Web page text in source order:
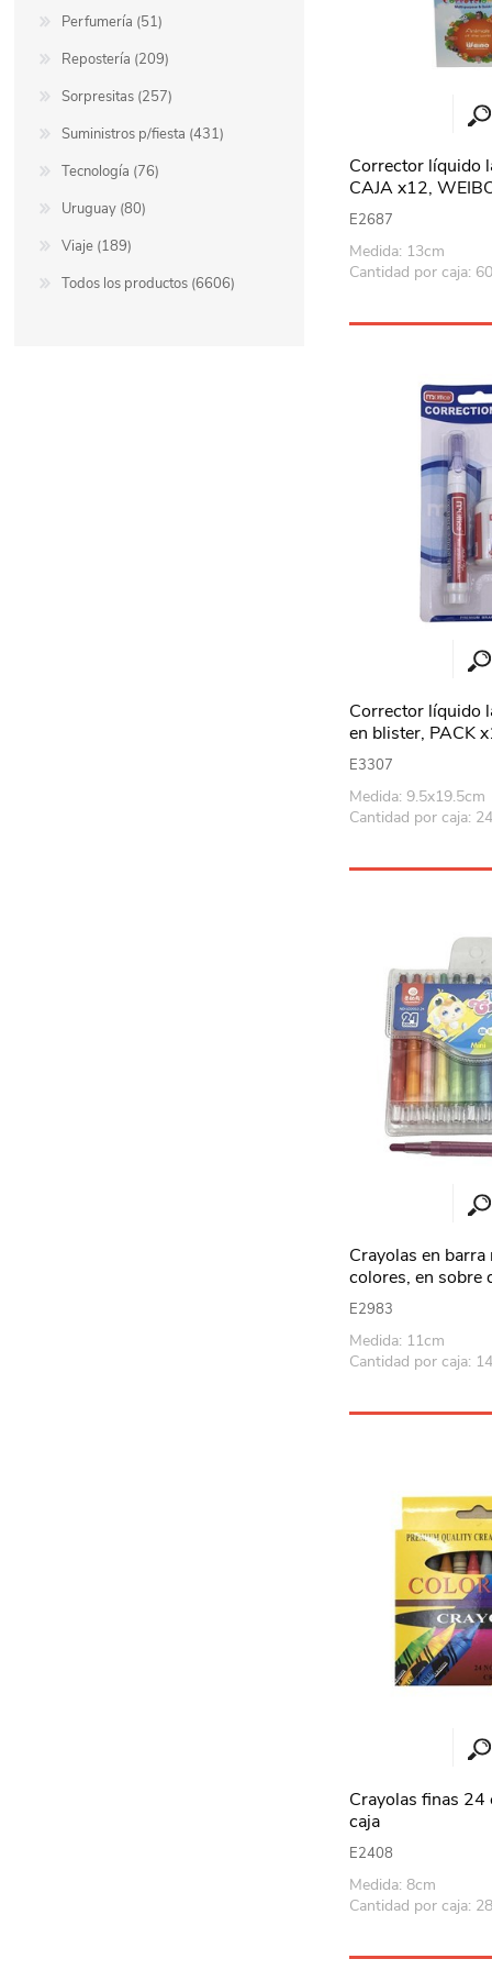
Corrector líquido
CAJA x12,
E2687
Medida: 13cm
Cantidad por caja:
Corrector líquido
en blister, PACK
E3307
Medida: 9.5x19.5cm
Cantidad por caja:
Crayolas en
colores, en sobre
E2983
Medida: 11cm
Cantidad por caja:
Crayolas finas 24
caja
E2408
Medida: 8cm
Cantidad por caja:
Perfumería (51)
Repostería (209)
Sorpresitas (257)
Suministros p/fiesta (431)
Tecnología (76)
Uruguay (80)
Viaje (189)
Todos los productos (6606)